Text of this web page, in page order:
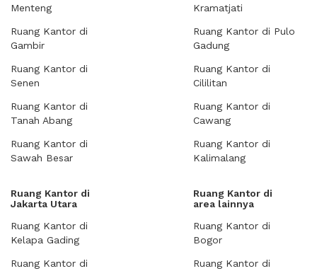
Menteng
Ruang Kantor di
Gambir
Ruang Kantor di
Senen
Ruang Kantor di
Tanah Abang
Ruang Kantor di
Sawah Besar
Kramatjati
Ruang Kantor di Pulo
Gadung
Ruang Kantor di
Cililitan
Ruang Kantor di
Cawang
Ruang Kantor di
Kalimalang
Ruang Kantor di
Jakarta Utara
Ruang Kantor di
Kelapa Gading
Ruang Kantor di
Ruang Kantor di
area lainnya
Ruang Kantor di
Bogor
Ruang Kantor di